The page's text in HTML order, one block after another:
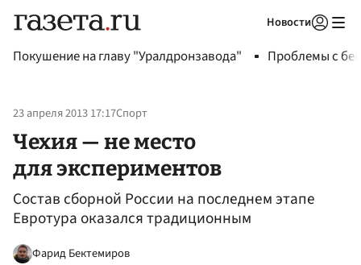
Новости
Покушение на главу "Уралдронзавода" Проблемы с
23 апреля 2013 17:17Спорт
Чехия — не место
для экспериментов
Состав сборной России на последнем этапе
Евротура оказался традиционным
Фарид Бектемиров